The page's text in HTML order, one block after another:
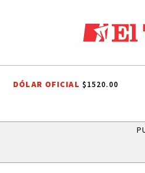
TEATRO EL PASILLO EL TIEMPO
DÓLAR OFICIAL $1520.00